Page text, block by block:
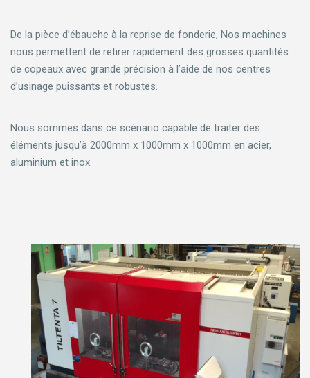
De la pièce d’ébauche à la reprise de fonderie, Nos machines
nous permettent de retirer rapidement des grosses quantités
de copeaux avec grande précision à l’aide de nos centres
d’usinage puissants et robustes.
Nous sommes dans ce scénario capable de traiter des
éléments jusqu’à 2000mm x 1000mm x 1000mm en acier,
aluminium et inox.